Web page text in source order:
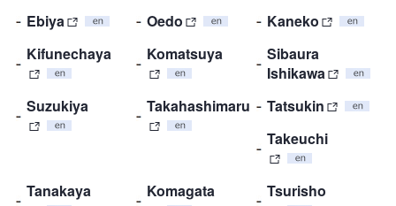
Ebiya
Oedo
Kaneko
Kifunechaya
Komatsuya
Sibaura
Ishikawa
Suzukiya
Takahashimaru
Tatsukin
Takeuchi
Tanakaya Komagata Tsurisho